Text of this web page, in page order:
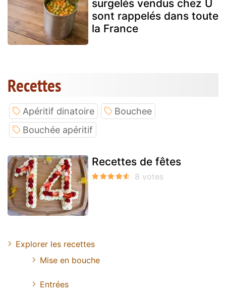
surgelés vendus chez U
sont rappelés dans toute
la France
Recettes
Apéritif dinatoire
Bouchee
Bouchée apéritif
Recettes de fêtes
Explorer les recettes
Mise en bouche
Entrées